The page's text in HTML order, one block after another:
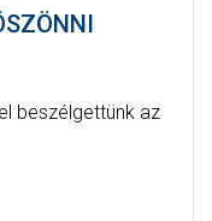
beszélgettünk az